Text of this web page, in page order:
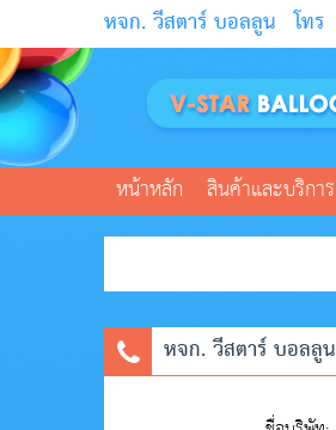
หจก. วีสตาร์ บอลลูน โทร
หน้าหลัก สินค้าและบริการ
หจก. วีสตาร์ บอลลูน